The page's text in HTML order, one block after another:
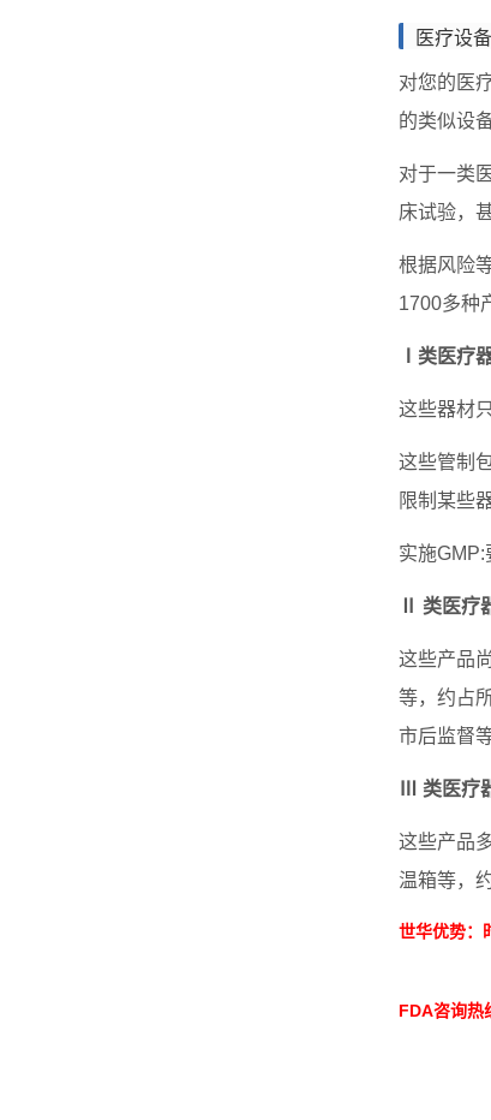
医疗设
对您的医
的类似设
对于一类
床试验，
根据风险
1700多种
Ⅰ类医疗
这些器材
这些管制
限制某些
实施
Ⅱ 类医疗
这些产品
等，约占
市后监督等
Ⅲ 类医疗
这些产品
温箱等，
世华优势：
FDA咨询热